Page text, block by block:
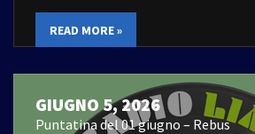
READ MORE »
GIUGNO 5, 2026
Puntatina del 01 giugno – Rebus